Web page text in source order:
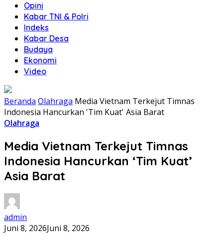
Opini
Kabar TNI & Polri
Indeks
Kabar Desa
Budaya
Ekonomi
Video
Beranda Olahraga Media Vietnam Terkejut Timnas
Indonesia Hancurkan 'Tim Kuat' Asia Barat
Olahraga
Media Vietnam Terkejut Timnas
Indonesia Hancurkan ‘Tim Kuat’
Asia Barat
admin
Juni 8, 2026Juni 8, 2026